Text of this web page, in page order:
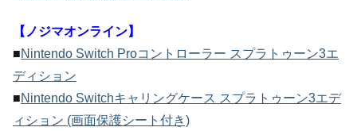
【ノジマオンライン】
■Nintendo Switch Proコントローラー スプラトゥーン3エ
ディション
■Nintendo Switchキャリングケース スプラトゥーン3エデ
ィション (画面保護シート付き)